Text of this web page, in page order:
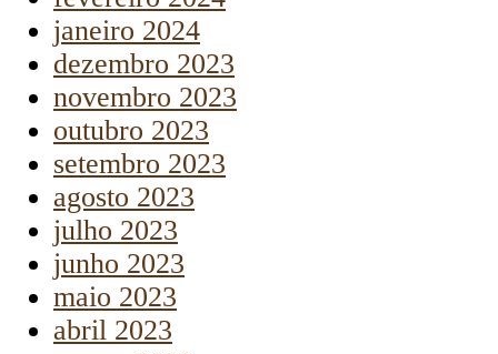
janeiro 2024
dezembro 2023
novembro 2023
outubro 2023
setembro 2023
agosto 2023
julho 2023
junho 2023
maio 2023
abril 2023